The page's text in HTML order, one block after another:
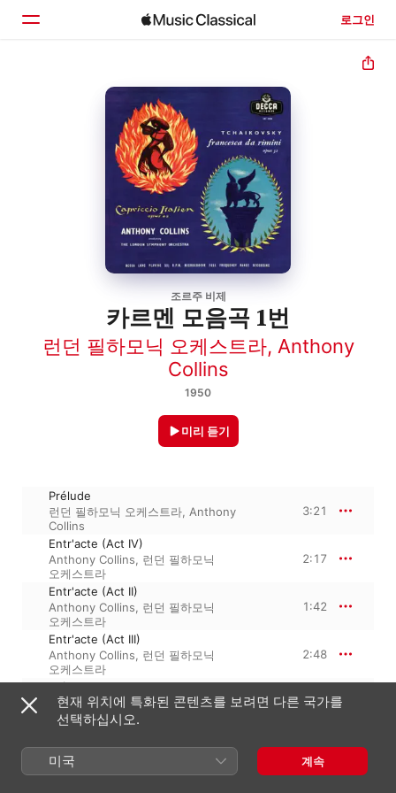
로그인
조르주 비제
카르멘 모음곡 1번
런던 필하모닉 오케스트라, Anthony
Collins
1950
미리 듣기
Prélude
런던 필하모닉 오케스트라, Anthony
Collins
3:21
Entr'acte (Act IV)
Anthony Collins, 런던 필하모닉
오케스트라
2:17
Entr'acte (Act II)
Anthony Collins, 런던 필하모닉
오케스트라
1:42
Entr'acte (Act III)
Anthony Collins, 런던 필하모닉
오케스트라
2:48
Scène des contrebandiers
Anthony Collins,런던 필하모닉
오케스트라
4:01
Anthony Collins,런던 필하모닉
오케스트라
3:40
현재 위치에 특화된 콘텐츠를 보려면 다른 국가를
선택하십시오.
미국 계속